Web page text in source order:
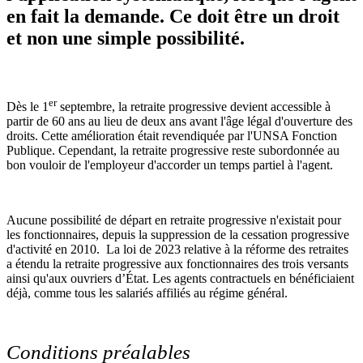
en fait la demande. Ce doit être un droit
et non une simple possibilité.
Dès le 1 erseptembre, la retraite progressive devient accessible à
partir de 60 ans au lieu de deux ans avant l'âge légal d'ouverture des
droits. Cette amélioration était revendiquée par l'UNSA Fonction
Publique. Cependant, la retraite progressive reste subordonnée au
bon vouloir de l'employeur d'accorder un temps partiel à l'agent.
Aucune possibilité de départ en retraite progressive n'existait pour
les fonctionnaires, depuis la suppression de la cessation progressive
d'activité en 2010. La loi de 2023 relative à la réforme des retraites
a étendu la retraite progressive aux fonctionnaires des trois versants
ainsi qu'aux ouvriers d’État. Les agents contractuels en bénéficiaient
déjà, comme tous les salariés affiliés au régime général.
Conditions préalables